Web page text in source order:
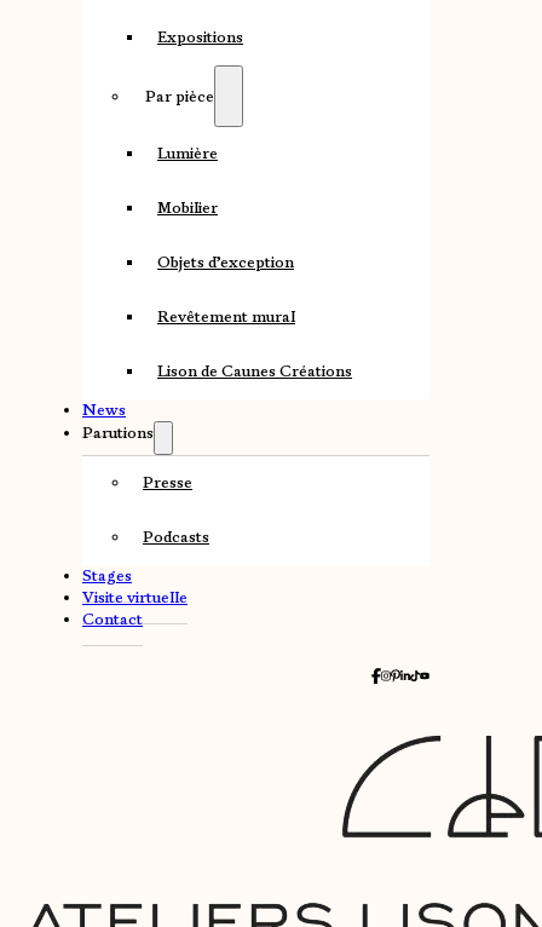
Expositions
Par pièce
Lumière
Mobilier
Objets d’exception
Revêtement mural
Lison de Caunes Créations
News
Parutions
Presse
Podcasts
Stages
Visite virtuelle
Contact